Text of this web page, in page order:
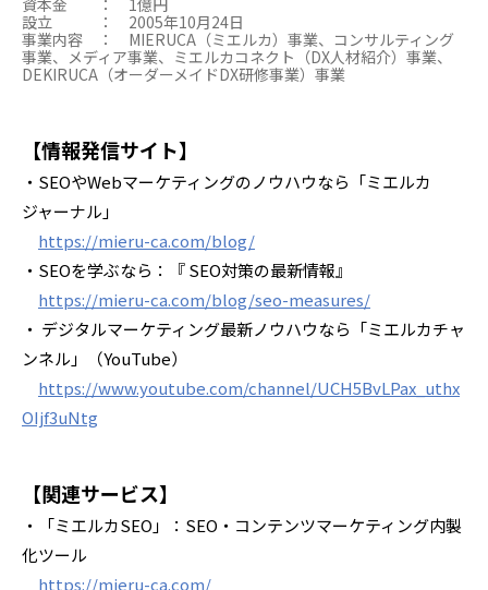
設立 ： 2005年10月24日
事業内容 ： MIERUCA（ミエルカ）事業、コンサルティング
事業、メディア事業、ミエルカコネクト（DX人材紹介）事業、
DEKIRUCA（オーダーメイドDX研修事業）事業
【情報発信サイト】
・SEOやWebマーケティングのノウハウなら「ミエルカ
ジャーナル」
https://mieru-ca.com/blog/
・SEOを学ぶなら：『 SEO対策の最新情報』
https://mieru-ca.com/blog/seo-measures/
・ デジタルマーケティング最新ノウハウなら「ミエルカチャ
ンネル」（YouTube）
https://www.youtube.com/channel/UCH5BvLPax_uthx
OIjf3uNtg
【関連サービス】
・「ミエルカSEO」：SEO・コンテンツマーケティング内製
化ツール
https://mieru-ca.com/